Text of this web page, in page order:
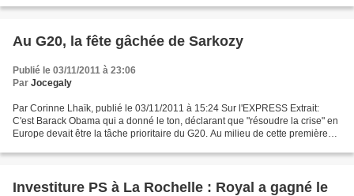
Au G20, la fête gâchée de Sarkozy
Publié le 03/11/2011 à 23:06
Par Jocegaly
Par Corinne Lhaïk, publié le 03/11/2011 à 15:24 Sur l'EXPRESS Extrait:
C'est Barack Obama qui a donné le ton, déclarant que "résoudre la crise" en
Europe devait être la tâche prioritaire du G20. Au milieu de cette première
Investiture PS à La Rochelle : Royal a gagné le